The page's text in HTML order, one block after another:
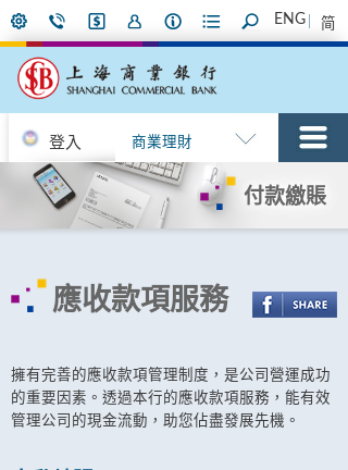
ENG 简
登入 商業理財
付款繳賬
應收款項服務
擁有完善的應收款項管理制度，是公司營運成功
的重要因素。透過本行的應收款項服務，能有效
管理公司的現金流動，助您佔盡發展先機。